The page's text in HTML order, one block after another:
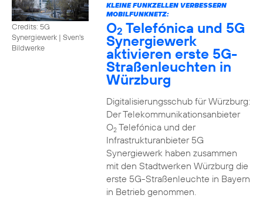
Credits: 5G
Synergiewerk | Sven's
Bildwerke
KLEINE FUNKZELLEN VERBESSERN
MOBILFUNKNETZ:
O2 Telefónica und 5G
Synergiewerk
aktivieren erste 5G-
Straßenleuchten in
Würzburg
Digitalisierungsschub für Würzburg:
Der Telekommunikationsanbieter
O2Telefónica und der
Infrastrukturanbieter 5G
Synergiewerk haben zusammen
mit den Stadtwerken Würzburg die
erste 5G-Straßenleuchte in Bayern
in Betrieb genommen.